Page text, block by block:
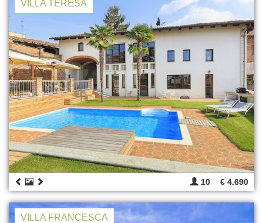
VILLA TERESA
10 € 4.690
VILLA FRANCESCA